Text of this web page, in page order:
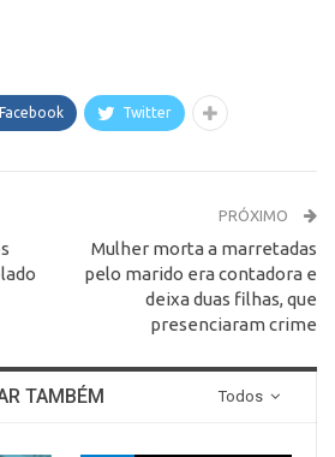
Facebook Twitter
PRÓXIMO
Mulher morta a marretadas
pelo marido era contadora e
deixa duas filhas, que
presenciaram crime
Todos
TAMBÉM